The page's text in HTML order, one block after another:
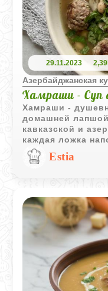
29.11.2023
Азербайджанская
Хамраши - Суп
Хамраши -
домашней
кавказской и
каждая ложка
специй и
себе нежные
вручную - всё то,
Estia